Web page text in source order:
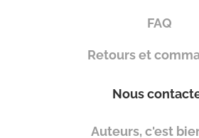
FAQ
Retours et
Nous
Auteurs, c'est